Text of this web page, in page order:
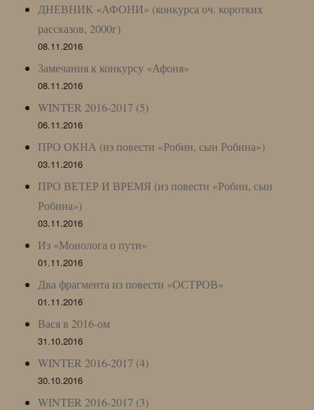
ДНЕВНИК «АФОНИ» (конкурса оч. коротких
рассказов, 2000г)
08.11.2016
Замечания к конкурсу «Афоня»
08.11.2016
WINTER 2016-2017 (5)
06.11.2016
ПРО ОКНА (из повести «Робин, сын Робина»)
03.11.2016
ПРО ВЕТЕР И ВРЕМЯ (из повести «Робин, сын
Робина»)
03.11.2016
Из «Монолога о пути»
01.11.2016
Два фрагмента из повести «ОСТРОВ»
01.11.2016
Вася в 2016-ом
31.10.2016
WINTER 2016-2017 (4)
30.10.2016
WINTER 2016-2017 (3)